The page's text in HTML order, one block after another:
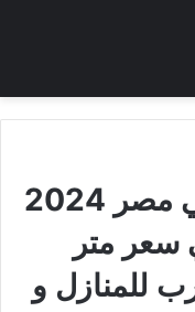
اسعار شرائح المياه في مصر 2024
سعر متر
للمنازل و